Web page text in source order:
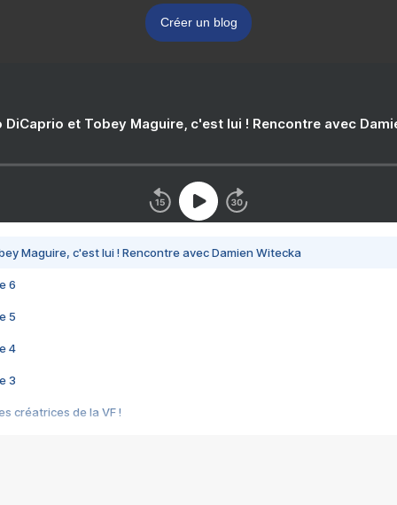
Créer un blog
DiCaprio et Tobey Maguire, c'est lui ! Rencontre avec
Maguire, c'est lui ! Rencontre avec Damien Witecka
6
5
4
3
créatrices de la VF !